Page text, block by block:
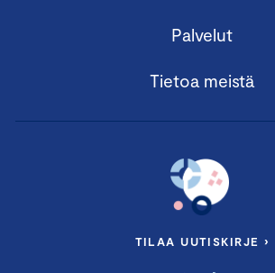
Palvelut
Tietoa meistä
TILAA UUTISKIRJE ›